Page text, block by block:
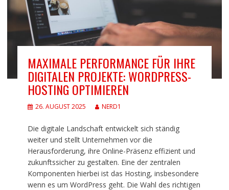
MAXIMALE PERFORMANCE FÜR IHRE
DIGITALEN PROJEKTE: WORDPRESS-
HOSTING OPTIMIEREN
26. AUGUST 2025 NERD1
Die digitale Landschaft entwickelt sich ständig
weiter und stellt Unternehmen vor die
Herausforderung, ihre Online-Präsenz effizient und
zukunftssicher zu gestalten. Eine der zentralen
Komponenten hierbei ist das Hosting, insbesondere
wenn es um WordPress geht. Die Wahl des richtigen